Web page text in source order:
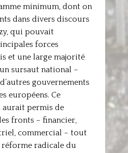
minimum, dont on
dans divers discours
qui pouvait
forces
et une large majorité
sursaut national –
gouvernements
européens. Ce
permis de
fronts – financier,
commercial – tout
radicale du